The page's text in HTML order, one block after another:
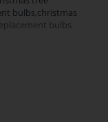
bulbs,christmas
bulbs